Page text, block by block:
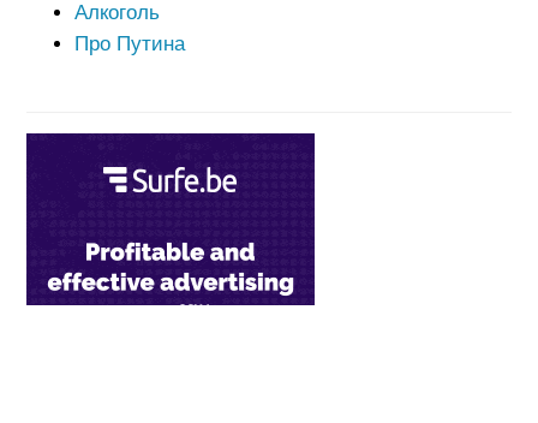
Алкоголь
Про Путина